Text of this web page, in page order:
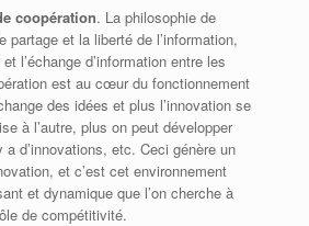
coopération. La philosophie de
partage et la liberté de l’information,
l’échange d’information entre les
est au cœur du fonctionnement
des idées et plus l’innovation se
à l’autre, plus on peut développer
a d’innovations, etc. Ceci génère un
et c’est cet environnement
et dynamique que l’on cherche à
de compétitivité.